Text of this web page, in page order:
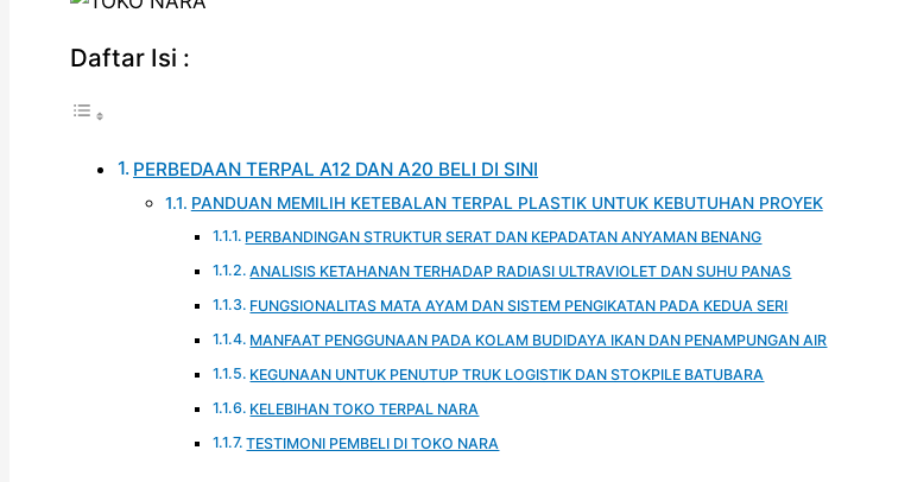
Daftar Isi :
PERBEDAAN TERPAL A12 DAN A20 BELI DI SINI
PANDUAN MEMILIH KETEBALAN TERPAL PLASTIK UNTUK KEBUTUHAN PROYEK
PERBANDINGAN STRUKTUR SERAT DAN KEPADATAN ANYAMAN BENANG
ANALISIS KETAHANAN TERHADAP RADIASI ULTRAVIOLET DAN SUHU PANAS
FUNGSIONALITAS MATA AYAM DAN SISTEM PENGIKATAN PADA KEDUA SERI
MANFAAT PENGGUNAAN PADA KOLAM BUDIDAYA IKAN DAN PENAMPUNGAN AIR
KEGUNAAN UNTUK PENUTUP TRUK LOGISTIK DAN STOKPILE BATUBARA
KELEBIHAN TOKO TERPAL NARA
TESTIMONI PEMBELI DI TOKO NARA